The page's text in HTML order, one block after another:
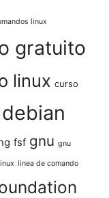
linux
gratuito
linux curso
debian
fsf gnu gnu
linea de comando